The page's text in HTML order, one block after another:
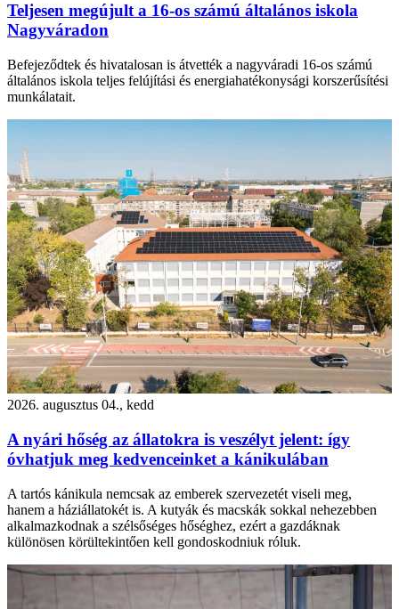
Teljesen megújult a 16-os számú általános iskola
Nagyváradon
Befejeződtek és hivatalosan is átvették a nagyváradi 16-os számú
általános iskola teljes felújítási és energiahatékonysági korszerűsítési
munkálatait.
2026. augusztus 04., kedd
A nyári hőség az állatokra is veszélyt jelent: így
óvhatjuk meg kedvenceinket a kánikulában
A tartós kánikula nemcsak az emberek szervezetét viseli meg,
hanem a háziállatokét is. A kutyák és macskák sokkal nehezebben
alkalmazkodnak a szélsőséges hőséghez, ezért a gazdáknak
különösen körültekintően kell gondoskodniuk róluk.